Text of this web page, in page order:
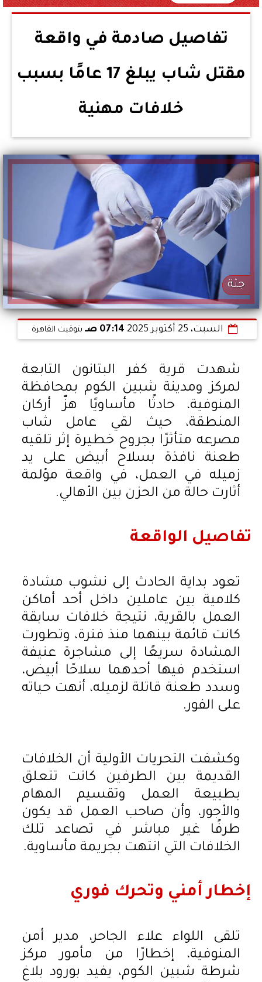
تفاصيل صادمة في واقعة
مقتل شاب يبلغ 17 عامًا بسبب
خلافات مهنية
جثة
السبت، 25 أكتوبر 2025 07:14 صـ بتوقيت القاهرة
شهدت قرية كفر البتانون التابعة
لمركز ومدينة شبين الكوم بمحافظة
المنوفية، حادثًا مأساويًا هزّ أركان
المنطقة، حيث لقي عامل شاب
مصرعه متأثرًا بجروح خطيرة إثر تلقيه
طعنة نافذة بسلاح أبيض على يد
زميله في العمل، في واقعة مؤلمة
أثارت حالة من الحزن بين الأهالي.
تفاصيل الواقعة
تعود بداية الحادث إلى نشوب مشادة
كلامية بين عاملين داخل أحد أماكن
العمل بالقرية، نتيجة خلافات سابقة
كانت قائمة بينهما منذ فترة، وتطورت
المشادة سريعًا إلى مشاجرة عنيفة
استخدم فيها أحدهما سلاحًا أبيض،
وسدد طعنة قاتلة لزميله، أنهت حياته
على الفور.
وكشفت التحريات الأولية أن الخلافات
القديمة بين الطرفين كانت تتعلق
بطبيعة العمل وتقسيم المهام
والأجور، وأن صاحب العمل قد يكون
طرفًا غير مباشر في تصاعد تلك
الخلافات التي انتهت بجريمة مأساوية.
إخطار أمني وتحرك فوري
تلقى اللواء علاء الجاحر، مدير أمن
المنوفية، إخطارًا من مأمور مركز
شرطة شبين الكوم، يفيد بورود بلاغ